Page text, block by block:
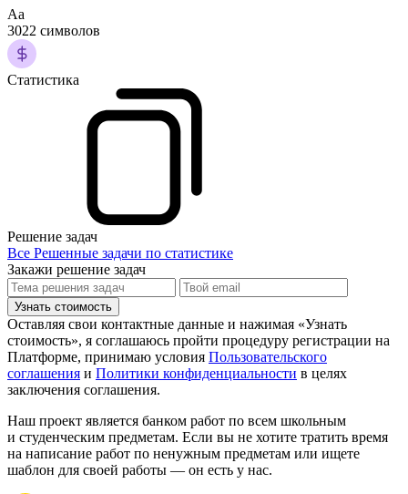
Аа
3022 символов
Статистика
Решение задач
Все Решенные задачи по статистике
Закажи решение задач
Узнать стоимость
Оставляя свои контактные данные и нажимая «Узнать
стоимость», я соглашаюсь пройти процедуру регистрации на
Платформе, принимаю условия Пользовательского
соглашения и Политики конфиденциальности в целях
заключения соглашения.
Наш проект является банком работ по всем школьным
и студенческим предметам. Если вы не хотите тратить время
на написание работ по ненужным предметам или ищете
шаблон для своей работы — он есть у нас.